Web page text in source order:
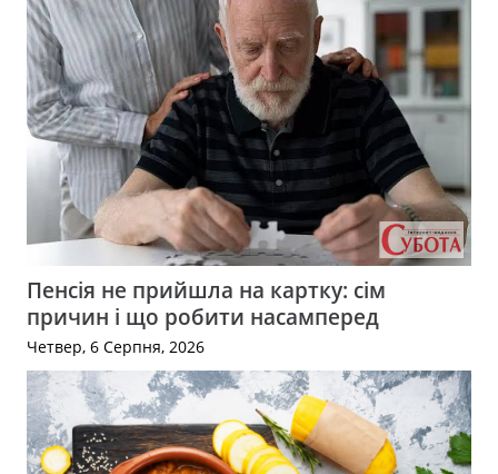
Пенсія не прийшла на картку: сім
причин і що робити насамперед
Четвер, 6 Серпня, 2026